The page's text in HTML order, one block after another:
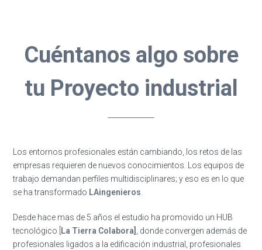
Cuéntanos algo sobre
tu Proyecto industrial
Los entornos profesionales están cambiando, los retos de las
empresas requieren de nuevos conocimientos. Los equipos de
trabajo demandan perfiles multidisciplinares; y eso es en lo que
se ha transformado LAingenieros
Desde hace mas de 5 años el estudio ha promovido un HUB
tecnológico [ La Tierra Colabora]
, donde convergen además de
profesionales ligados a la edificación industrial, profesionales